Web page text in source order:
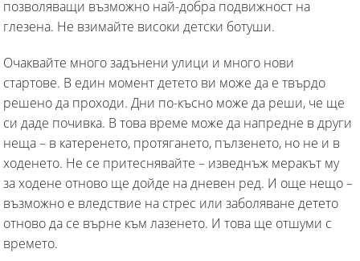
позволяващи възможно най-добра подвижност на
глезена. Не взимайте високи детски ботуши.
Очаквайте много задънени улици и много нови
стартове. В един момент детето ви може да е твърдо
решено да проходи. Дни по-късно може да реши, че ще
си даде почивка. В това време може да напредне в други
неща – в катеренето, протягането, пълзенето, но не и в
ходенето. Не се притеснявайте – изведнъж меракът му
за ходене отново ще дойде на дневен ред. И още нещо –
възможно е вледствие на стрес или заболяване детето
отново да се върне към лазенето. И това ще отшуми с
времето.